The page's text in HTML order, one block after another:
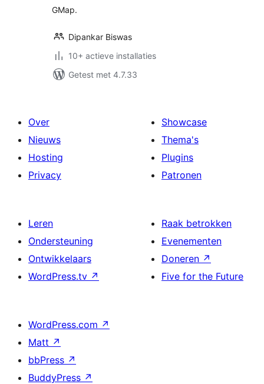
GMap.
Dipankar Biswas
10+ actieve installaties
Getest met 4.7.33
Over
Nieuws
Hosting
Privacy
Showcase
Thema's
Plugins
Patronen
Leren
Ondersteuning
Ontwikkelaars
WordPress.tv ↗
Raak betrokken
Evenementen
Doneren ↗
Five for the Future
WordPress.com ↗
Matt ↗
bbPress ↗
BuddyPress ↗